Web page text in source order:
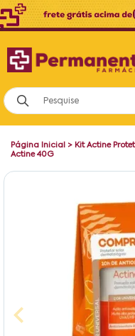
Página Inicial > Kit Actine
Actine 40G